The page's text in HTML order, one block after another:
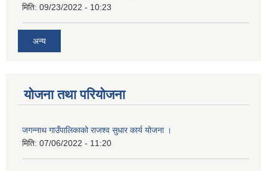
मिति: 09/23/2022 - 10:23
अन्य
योजना तथा परियोजना
जगन्नाथ गाउँपालिकाको राजश्व सुधार कार्य योजना ।
मिति: 07/06/2022 - 11:20